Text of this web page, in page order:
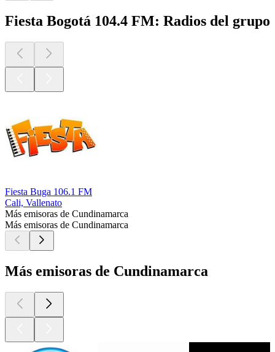
Fiesta Bogotá 104.4 FM: Radios del grupo
Fiesta Buga 106.1 FM
Cali, Vallenato
Más emisoras de Cundinamarca
Más emisoras de Cundinamarca
Más emisoras de Cundinamarca